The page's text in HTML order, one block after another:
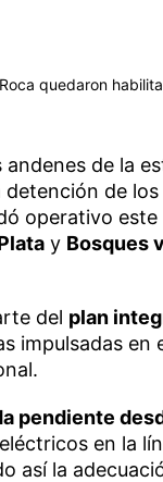
quedaron
de la
de
operativo
y Bosques
del plan
impulsadas en
pendiente
en la
así la